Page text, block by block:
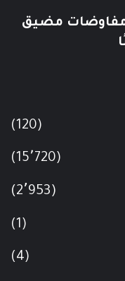
مضيق
(120)
(15٬720)
(2٬953)
(1)
(4)